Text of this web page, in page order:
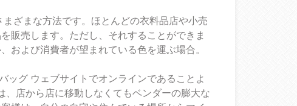
ざまな方法です。ほとんどの衣料品店や小売
販売します。ただし、それすることができま
および消費者が望まれている色を運ぶ場合。
ッグ ウェブサイトでオンラインであることよ
、店から店に移動しなくてもベンダーの膨大な